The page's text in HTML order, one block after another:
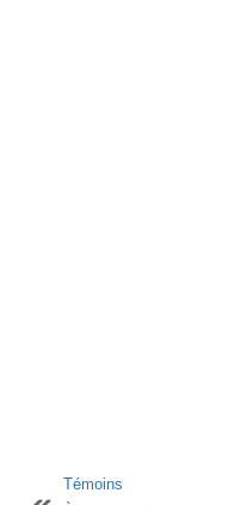
Témoins